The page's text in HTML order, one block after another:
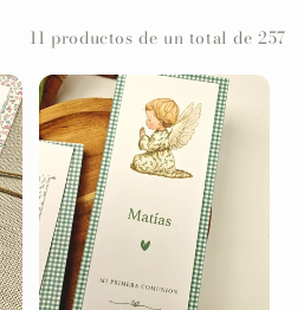
11 productos de un total de 257